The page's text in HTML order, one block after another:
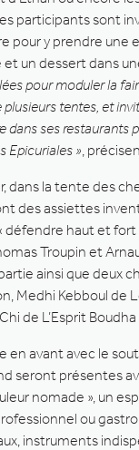
participants sont
pour y prendre une
et un dessert dans
pour moduler la
tentes, et
dans ses restaurants
Epicuriales » ,
dans la tente des
des assiettes
défendre haut et
Troupin et
ainsi que deux
Medhi Kebboul de
de L’Esprit Boudha
en avant avec le
seront présentes
nomade », un
ou
instruments